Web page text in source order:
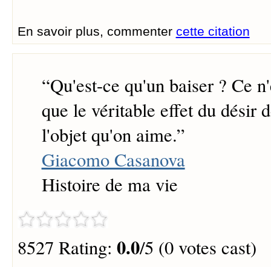
En savoir plus, commenter cette citation
“Qu'est-ce qu'un baiser ? Ce
que le véritable effet du désir
l'objet qu'on aime.”
Giacomo Casanova
Histoire de ma vie
8527 Rating: 0.0/5 (0 votes cast)